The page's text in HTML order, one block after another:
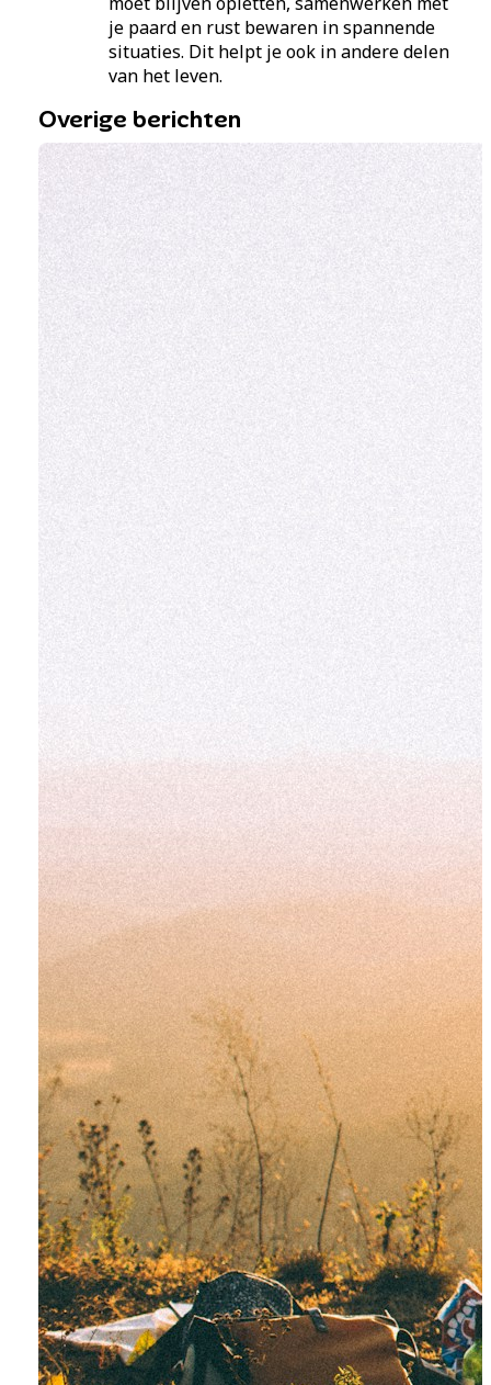
je paard en rust bewaren in spannende
situaties. Dit helpt je ook in andere delen
van het leven.
Overige berichten